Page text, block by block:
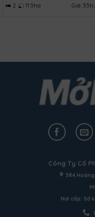
2 11.5ha Giá:
Công Ty Cổ
384 Hoàng
Nơi cấp: Sở